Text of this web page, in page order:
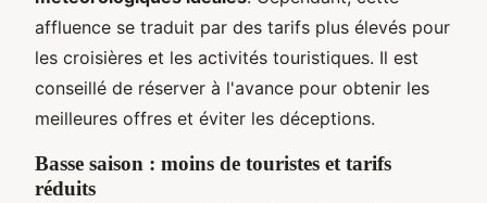
affluence se traduit par des tarifs plus élevés pour
les croisières et les activités touristiques. Il est
conseillé de réserver à l'avance pour obtenir les
meilleures offres et éviter les déceptions.
Basse saison : moins de touristes et tarifs
réduits